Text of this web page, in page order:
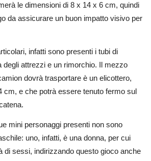
le dimensioni di 8 x 14 x 6 cm, quindi
da assicurare un buon impatto visivo per
infatti sono presenti i tubi di
degli attrezzi e un rimorchio. Il mezzo
dovrà trasportare è un elicottero,
cm, e che potrà essere tenuto fermo sul
mini personaggi presenti non sono
uno, infatti, è una donna, per cui
di sessi, indirizzando questo gioco anche